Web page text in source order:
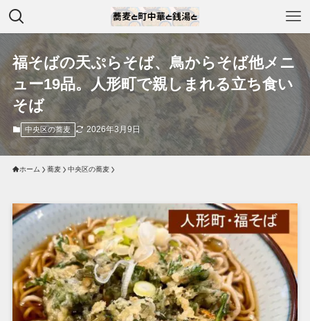
福そばの天ぷらそば、鳥からそば他メニ
ュー19品。人形町で親しまれる立ち食い
そば
中央区の蕎麦 2026年3月9日
ホーム 蕎麦 中央区の蕎麦